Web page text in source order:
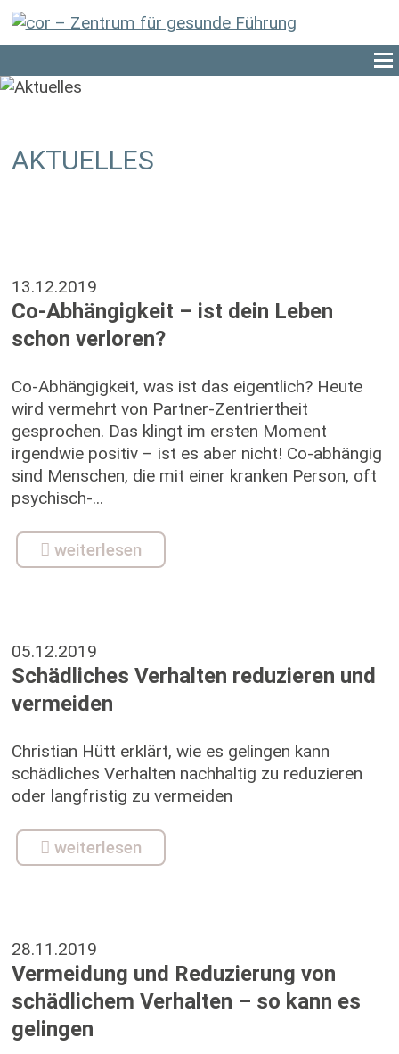
AKTUELLES
13.12.2019
Co-Abhängigkeit – ist dein Leben
schon verloren?
Co-Abhängigkeit, was ist das eigentlich? Heute
wird vermehrt von Partner-Zentriertheit
gesprochen. Das klingt im ersten Moment
irgendwie positiv – ist es aber nicht! Co-abhängig
sind Menschen, die mit einer kranken Person, oft
psychisch-...
weiterlesen
05.12.2019
Schädliches Verhalten reduzieren und
vermeiden
Christian Hütt erklärt, wie es gelingen kann
schädliches Verhalten nachhaltig zu reduzieren
oder langfristig zu vermeiden
weiterlesen
28.11.2019
Vermeidung und Reduzierung von
schädlichem Verhalten – so kann es
gelingen